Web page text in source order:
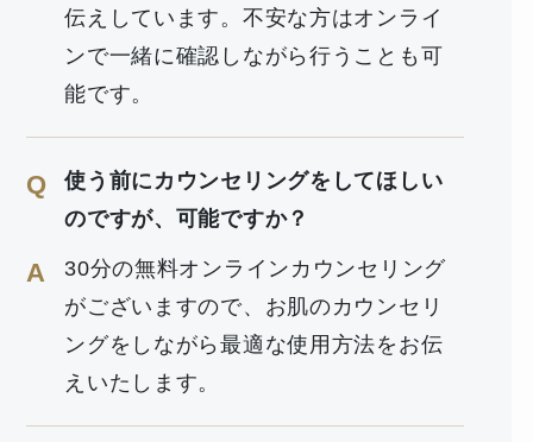
伝えしています。不安な方はオンライ
ンで一緒に確認しながら行うことも可
能です。
Q
使う前にカウンセリングをしてほしい
のですが、可能ですか？
A
30分の無料オンラインカウンセリング
がございますので、お肌のカウンセリ
ングをしながら最適な使用方法をお伝
えいたします。